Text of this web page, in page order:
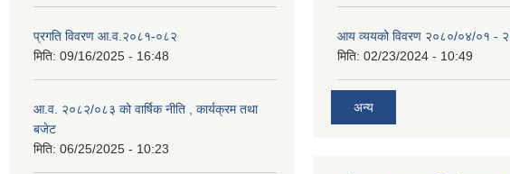
प्रगति विवरण आ.व.२०८१-०८२
मिति: 09/16/2025 - 16:48
आ.व. २०८२/०८३ को वार्षिक नीति , कार्यक्रम तथा
बजेट
मिति: 06/25/2025 - 10:23
आय व्ययको विवरण २०८०/०४/०१ -
मिति: 02/23/2024 - 10:49
अन्य